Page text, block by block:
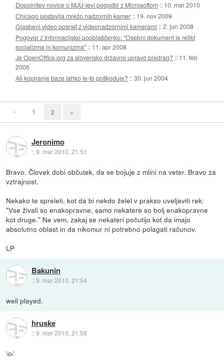
Dopolnitev novice o MJU-jevi pogodbi z Microsoftom :: 10. mar 2010
Chicago postavlja mrežo nadzornih kamer :: 19. nov 2009
Glasbeni video posnet z videonadzornimi kamerami ::2. jun 2008
Pogovor z Informacijsko pooblaščenko: "Osebni dokument je relikt
socializma in komunizma" :: 11. apr 2008
Je OpenOffice.org za slovensko državno upravo predrag? :: 11. feb
2006
Ali kopiranje baze lahko le-to poškoduje? ::30. jun 2004
« 1 2 »
Jeronimo
::9. mar 2010, 21:51
Bravo. Človek dobi občutek, da se bojuje z mlini na veter. Bravo za
vztrajnost.
Nekako te spreleti, kot da bi nekdo želel v prakso uveljaviti rek:
"Vse živali so enakopravne, samo nekatere so bolj enakopravne
kot druge." Ne vem, zakaj se nekateri počutijo kot da imajo
absolutno oblast in da nikomur ni potrebno polagati računov.
LP
Bakunin
::9. mar 2010, 21:54
well played.
hruske
::9. mar 2010, 21:58
\o/